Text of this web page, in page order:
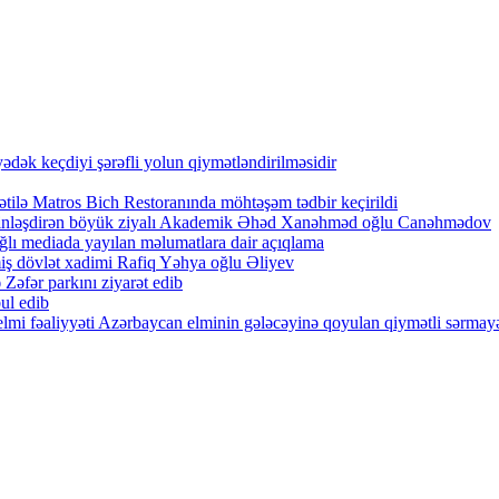
keçdiyi şərəfli yolun qiymətləndirilməsidir
Matros Bich Restoranında möhtəşəm tədbir keçirildi
böyük ziyalı Akademik Əhəd Xanəhməd oğlu Canəhmədov
mediada yayılan məlumatlara dair açıqlama
dövlət xadimi Rafiq Yəhya oğlu Əliyev
parkını ziyarət edib
edib
fəaliyyəti Azərbaycan elminin gələcəyinə qoyulan qiymətli